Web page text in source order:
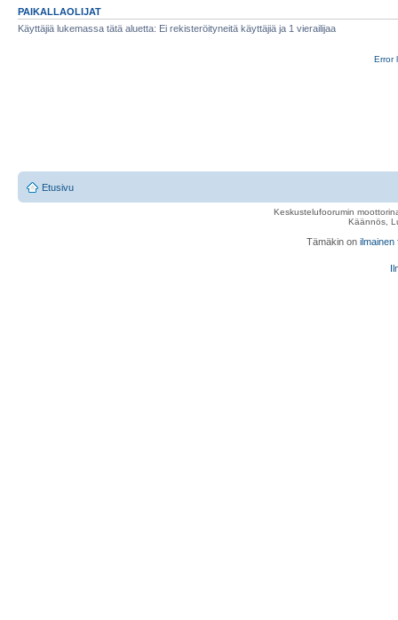
PAIKALLAOLIJAT
Käyttäjiä lukemassa tätä aluetta: Ei rekisteröityneitä käyttäjiä ja 1 vierailijaa
Error
Etusivu
Keskustelufoorumin
Käännös,
Tämäkin on ilmainen